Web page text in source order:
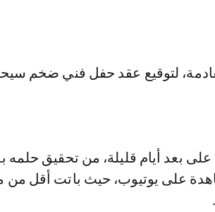
لتوقيع عقد حفل فني ضخم
بعد أيام قليلة، من تحقيق
على يوتيوب، حيث باتت أقل من